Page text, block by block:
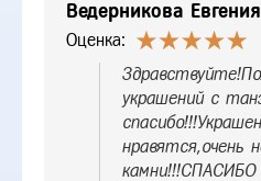
Ведерникова Евгения
Оценка:
украшений с
нравятся,очень